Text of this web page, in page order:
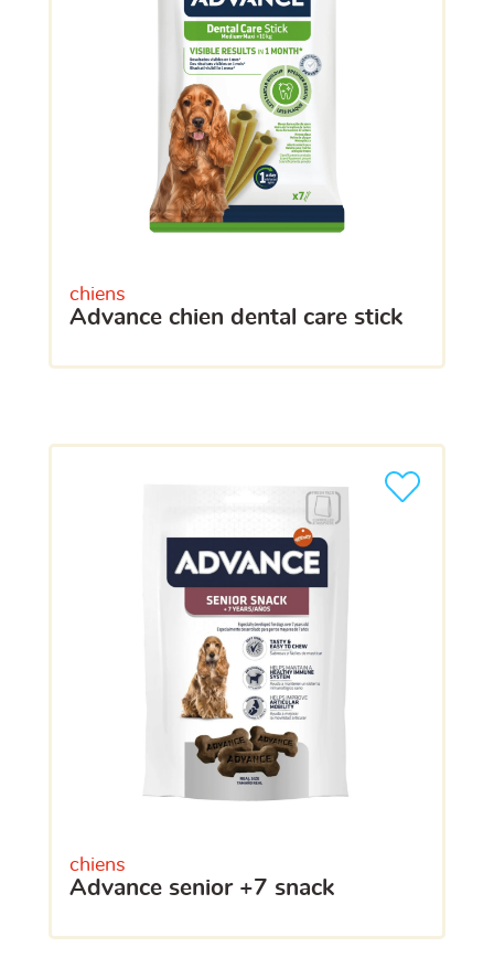
chiens
advance chien dental care stick
chiens
advance senior +7 snack